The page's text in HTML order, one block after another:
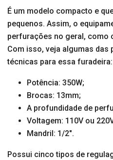
É um modelo compacto e
pequenos. Assim, o
perfurações no geral, como
Com isso, veja algumas
técnicas para essa furadeira:
Potência: 350W;
Brocas: 13mm;
A profundidade de
Voltagem: 110V ou
Mandril: 1/2″.
Possui cinco tipos de